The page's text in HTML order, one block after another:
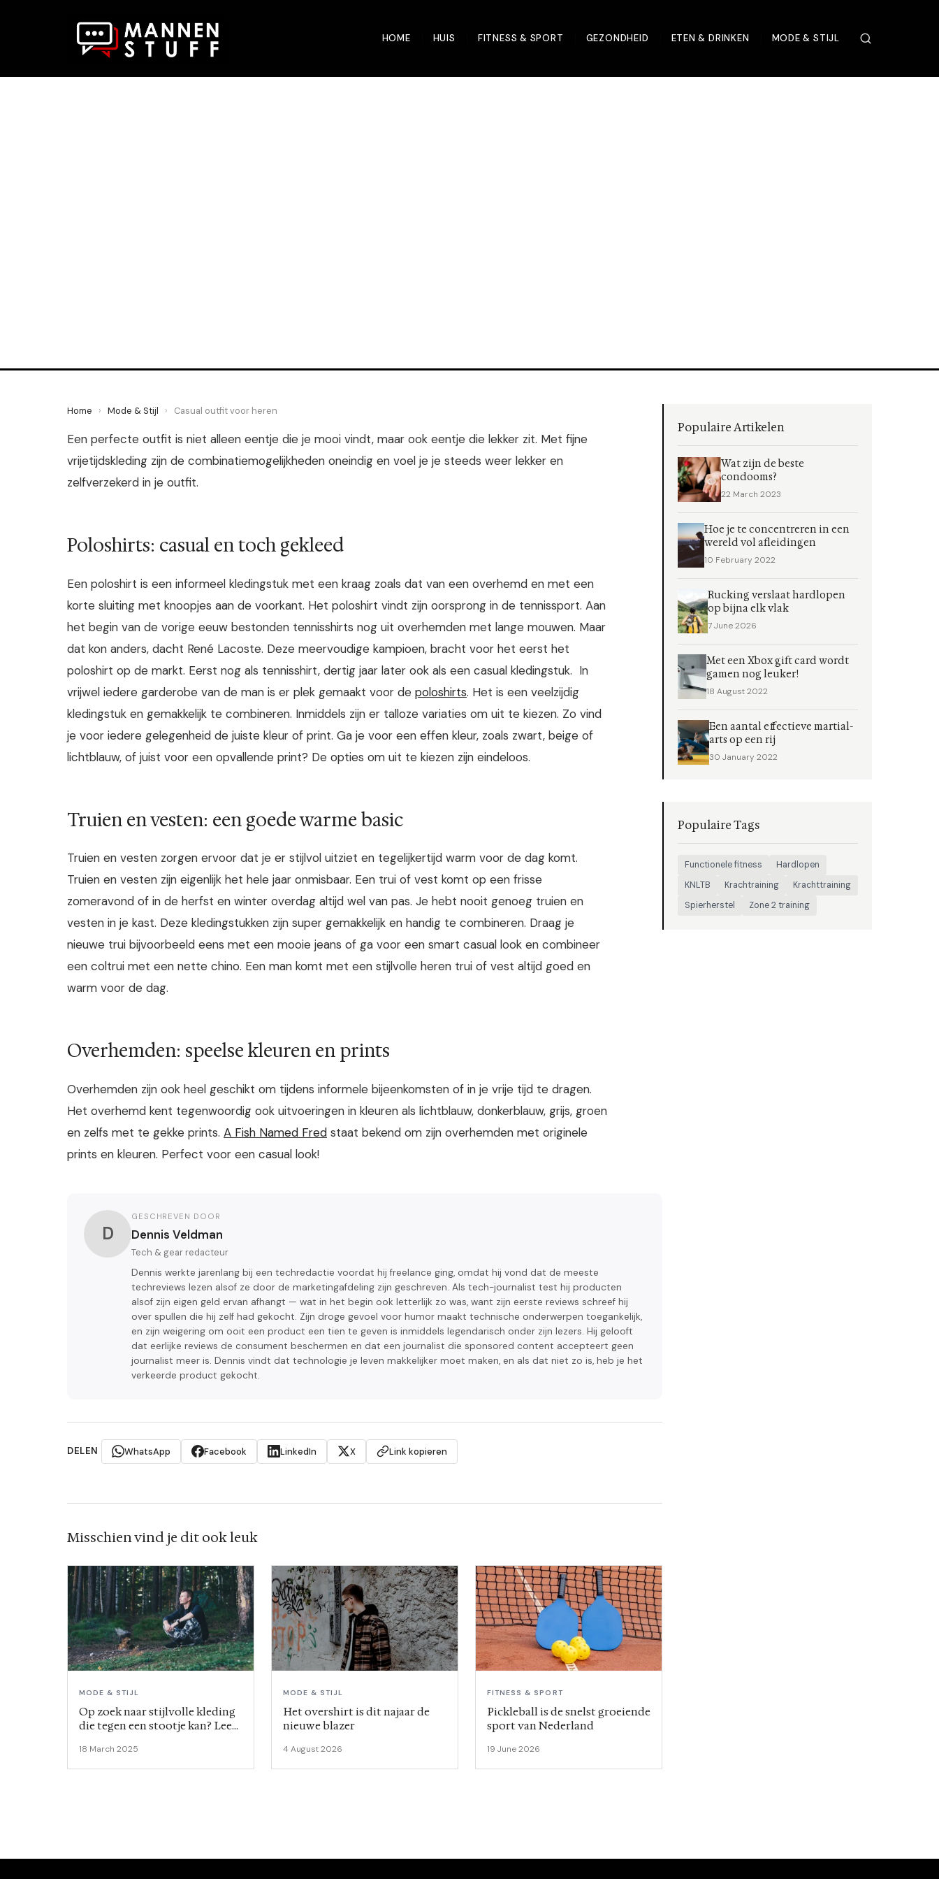
HOME HUIS FITNESS & SPORT GEZONDHEID ETEN & DRINKEN MODE & STIJL
Home › Mode & Stijl › Casual outfit voor heren
Een perfecte outfit is niet alleen eentje die je mooi vindt, maar ook eentje die lekker zit. Met fijne
vrijetijdskleding zijn de combinatiemogelijkheden oneindig en voel je je steeds weer lekker en
zelfverzekerd in je outfit.
Poloshirts: casual en toch gekleed
Een poloshirt is een informeel kledingstuk met een kraag zoals dat van een overhemd en met een
korte sluiting met knoopjes aan de voorkant. Het poloshirt vindt zijn oorsprong in de tennissport. Aan
het begin van de vorige eeuw bestonden tennisshirts nog uit overhemden met lange mouwen. Maar
dat kon anders, dacht René Lacoste. Deze meervoudige kampioen, bracht voor het eerst het
poloshirt op de markt. Eerst nog als tennisshirt, dertig jaar later ook als een casual kledingstuk. In
vrijwel iedere garderobe van de man is er plek gemaakt voor de poloshirts. Het is een veelzijdig
kledingstuk en gemakkelijk te combineren. Inmiddels zijn er talloze variaties om uit te kiezen. Zo vind
je voor iedere gelegenheid de juiste kleur of print. Ga je voor een effen kleur, zoals zwart, beige of
lichtblauw, of juist voor een opvallende print? De opties om uit te kiezen zijn eindeloos.
Truien en vesten: een goede warme basic
Truien en vesten zorgen ervoor dat je er stijlvol uitziet en tegelijkertijd warm voor de dag komt.
Truien en vesten zijn eigenlijk het hele jaar onmisbaar. Een trui of vest komt op een frisse
zomeravond of in de herfst en winter overdag altijd wel van pas. Je hebt nooit genoeg truien en
vesten in je kast. Deze kledingstukken zijn super gemakkelijk en handig te combineren. Draag je
nieuwe trui bijvoorbeeld eens met een mooie jeans of ga voor een smart casual look en combineer
een coltrui met een nette chino. Een man komt met een stijlvolle heren trui of vest altijd goed en
warm voor de dag.
Overhemden: speelse kleuren en prints
Overhemden zijn ook heel geschikt om tijdens informele bijeenkomsten of in je vrije tijd te dragen.
Het overhemd kent tegenwoordig ook uitvoeringen in kleuren als lichtblauw, donkerblauw, grijs, groen
en zelfs met te gekke prints. A Fish Named Fred staat bekend om zijn overhemden met originele
prints en kleuren. Perfect voor een casual look!
D
GESCHREVEN DOOR
Dennis Veldman
Tech & gear redacteur
Dennis werkte jarenlang bij een techredactie voordat hij freelance ging, omdat hij vond dat de meeste
techreviews lezen alsof ze door de marketingafdeling zijn geschreven. Als tech-journalist test hij producten
alsof zijn eigen geld ervan afhangt — wat in het begin ook letterlijk zo was, want zijn eerste reviews schreef hij
over spullen die hij zelf had gekocht. Zijn droge gevoel voor humor maakt technische onderwerpen toegankelijk,
en zijn weigering om ooit een product een tien te geven is inmiddels legendarisch onder zijn lezers. Hij gelooft
dat eerlijke reviews de consument beschermen en dat een journalist die sponsored content accepteert geen
journalist meer is. Dennis vindt dat technologie je leven makkelijker moet maken, en als dat niet zo is, heb je het
verkeerde product gekocht.
DELEN WhatsApp Facebook LinkedIn X Link kopieren
Misschien vind je dit ook leuk
MODE & STIJL
Op zoek naar stijlvolle kleding
die tegen een stootje kan? Lees
18 March 2025
MODE & STIJL
Het overshirt is dit najaar de
nieuwe blazer
4 August 2026
FITNESS & SPORT
Pickleball is de snelst groeiende
sport van Nederland
19 June 2026
Populaire Artikelen
Wat zijn de beste
condooms?
22 March 2023
Hoe je te concentreren in een
wereld vol afleidingen
10 February 2022
Rucking verslaat hardlopen
op bijna elk vlak
7 June 2026
Met een Xbox gift card wordt
gamen nog leuker!
18 August 2022
Een aantal effectieve martial-
arts op een rij
30 January 2022
Populaire Tags
Functionele fitness
Hardlopen
KNLTB
Krachtraining
Krachttraining
Spierherstel
Zone 2 training